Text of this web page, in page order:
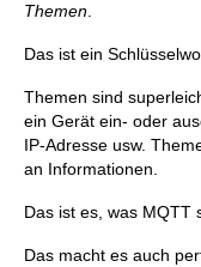
Themen.
Das ist ein
Themen sind
ein Gerät ein- oder
IP-Adresse usw.
an Informationen.
Das ist es, was MQTT
Das macht es auch